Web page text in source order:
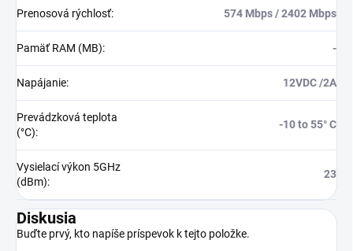
Prenosová rýchlosť: 574 Mbps / 2402 Mbps
Pamäť RAM (MB): -
Napájanie: 12VDC /2A
Prevádzková teplota
(°C):
-10 to 55° C
Vysielací výkon 5GHz
(dBm):
23
Diskusia
Buďte prvý, kto napíše príspevok k tejto položke.